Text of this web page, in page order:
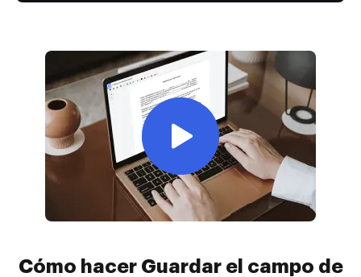
Cómo hacer Guardar el campo de